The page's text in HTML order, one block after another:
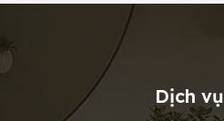
Dịch vụ